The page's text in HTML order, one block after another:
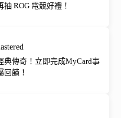
ROG 電競好禮！
典傳奇！立即完成MyCard事
回饋！